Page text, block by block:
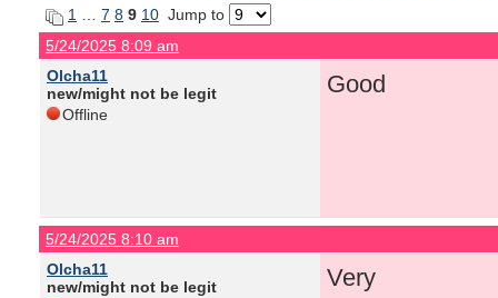
1 7 8 9 10 Jump to
5/24/2025 8:09 am
Olcha11
new/might not be legit
Offline
Good
5/24/2025 8:10 am
Olcha11
new/might not be legit
Very